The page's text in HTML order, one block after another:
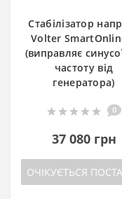
Стабілізатор
Volter
(виправляє
частоту від
генератора)
0
37 080 грн
ОЧІКУЄТЬСЯ